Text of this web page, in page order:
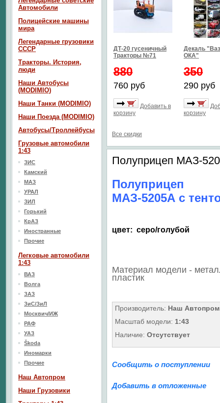
ДТ-20 гусеничный
Тракторы №71
880
760 руб
Добавить в
корзину
Декаль
ОКА"
350
290 руб
корзину
Все скидки
Полуприцеп МАЗ-
Полуприцеп
МАЗ-5205А с
цвет: серо/голубой
Материал модели -
пластик
Производитель: Наш Автопром
Масштаб модели: 1:43
Наличие: Отсутствует
Сообщить о поступлении
Добавить в отложенные
Автомобили
Полицейские машины
мира
Легендарные грузовики
СССР
Тракторы. История,
люди
Наши Автобусы
(MODIMIO)
Наши Танки (MODIMIO)
Наши Поезда (MODIMIO)
Автобусы/Троллейбусы
Грузовые автомобили
1:43
ЗИС
Камский
МАЗ
УРАЛ
ЗИЛ
Горький
КрАЗ
Иностранные
Прочие
Легковые автомобили
1:43
ВАЗ
Волга
ЗАЗ
ЗиС/ЗиЛ
Москвич/ИЖ
РАФ
УАЗ
Škoda
Иномарки
Прочие
Наш Aвтопром
Наши Грузовики